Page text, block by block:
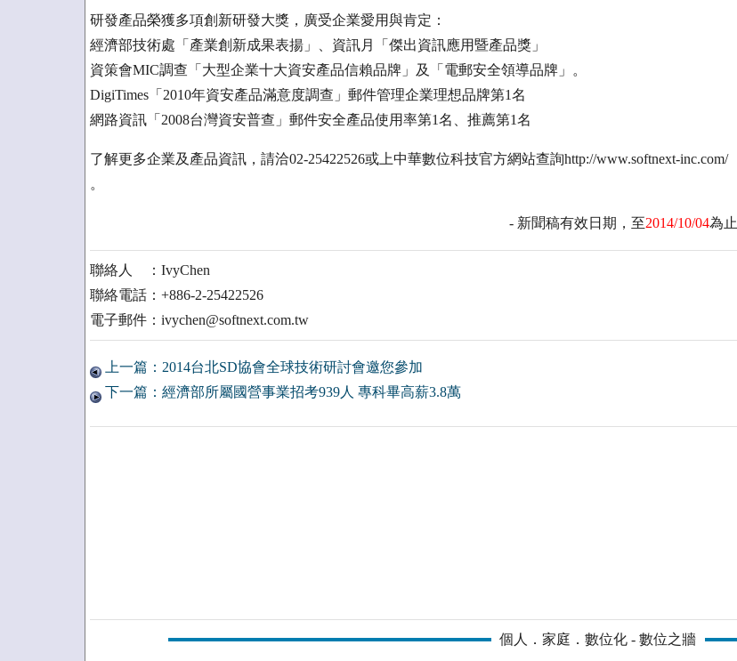
研發產品榮獲多項創新研發大獎，廣受企業愛用與肯定：
經濟部技術處「產業創新成果表揚」、資訊月「傑出資訊應用暨產品獎」
資策會MIC調查「大型企業十大資安產品信賴品牌」及「電郵安全領導品牌」。
DigiTimes「2010年資安產品滿意度調查」郵件管理企業理想品牌第1名
網路資訊「2008台灣資安普查」郵件安全產品使用率第1名、推薦第1名
了解更多企業及產品資訊，請洽02-25422526或上中華數位科技官方網站查詢http://www.softnext-inc.com/
。
- 新聞稿有效日期，至2014/10/04為止
聯絡人 ：IvyChen
聯絡電話：+886-2-25422526
電子郵件：ivychen@softnext.com.tw
上一篇：2014台北SD協會全球技術研討會邀您參加
下一篇：經濟部所屬國營事業招考939人 專科畢高薪3.8萬
個人．家庭．數位化 - 數位之牆